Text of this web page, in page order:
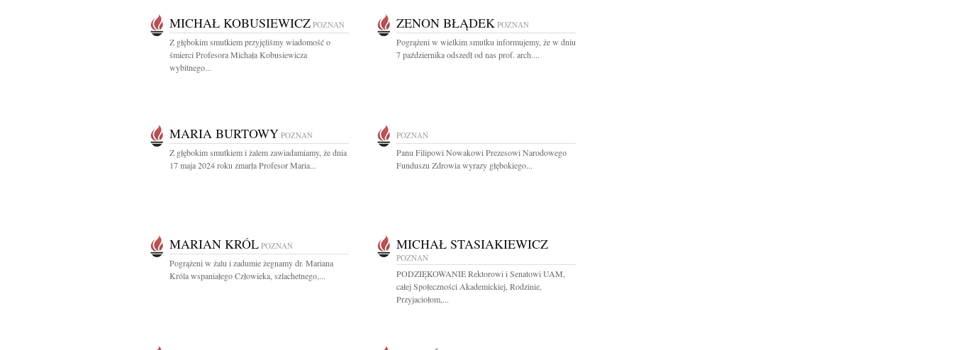
MICHAŁ KOBUSIEWICZ POZNAŃ
Z głębokim smutkiem przyjęliśmy wiadomość o
śmierci Profesora Michała Kobusiewicza
wybitnego...
ZENON BŁĄDEK POZNAŃ
Pogrążeni w wielkim smutku informujemy, że w dniu
7 października odszedł od nas prof. arch....
MARIA BURTOWY POZNAŃ
Z głębokim smutkiem i żalem zawiadamiamy, że dnia
17 maja 2024 roku zmarła Profesor Maria...
POZNAŃ
Panu Filipowi Nowakowi Prezesowi Narodowego
Funduszu Zdrowia wyrazy głębokiego...
MARIAN KRÓL POZNAŃ
Pogrążeni w żalu i zadumie żegnamy dr. Mariana
Króla wspaniałego Człowieka, szlachetnego,...
MICHAŁ STASIAKIEWICZ
POZNAŃ
PODZIĘKOWANIE Rektorowi i Senatowi UAM,
całej Społeczności Akademickiej, Rodzinie,
Przyjaciołom,...